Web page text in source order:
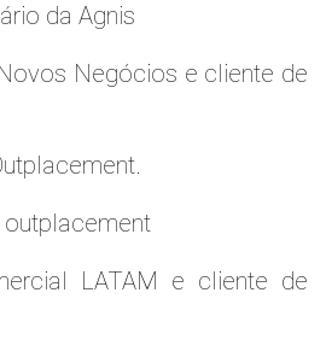
da Agnis
Negócios e cliente de
outplacement
LATAM e cliente de